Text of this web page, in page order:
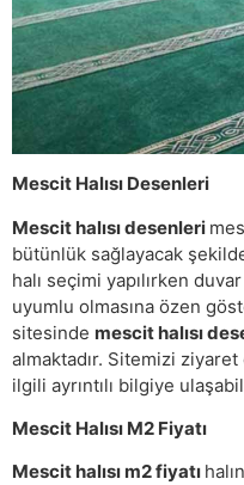
Mescit Halısı Desenleri
Mescit halısı desenleri
bütünlük sağlayacak
halı seçimi yapılırken
uyumlu olmasına özen
sitesinde mescit halısı
almaktadır. Sitemizi
ilgili ayrıntılı bilgiye
Mescit Halısı M2 Fiyatı
Mescit halısı m2 fiyatı